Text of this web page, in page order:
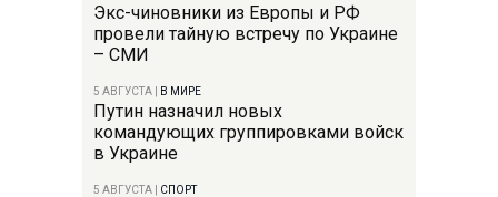
Экс-чиновники из Европы и РФ
провели тайную встречу по Украине
– СМИ
5 АВГУСТА В МИРЕ
Путин назначил новых
командующих группировками войск
в Украине
5 АВГУСТА СПОРТ